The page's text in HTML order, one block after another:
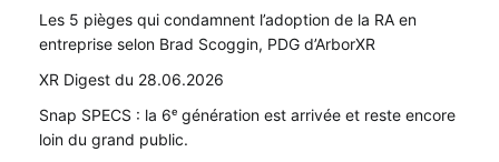
Les 5 pièges qui condamnent l’adoption de la RA en
entreprise selon Brad Scoggin, PDG d’ArborXR
XR Digest du 28.06.2026
Snap SPECS : la 6ᵉ génération est arrivée et reste encore
loin du grand public.